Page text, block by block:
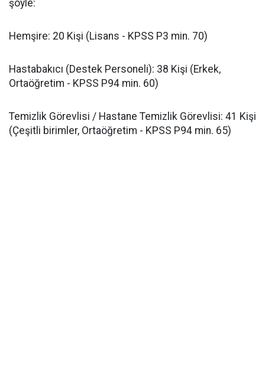
şöyle:
​Hemşire: 20 Kişi (Lisans - KPSS P3 min. 70)
​Hastabakıcı (Destek Personeli): 38 Kişi (Erkek,
Ortaöğretim - KPSS P94 min. 60)
​Temizlik Görevlisi / Hastane Temizlik Görevlisi: 41 Kişi
(Çeşitli birimler, Ortaöğretim - KPSS P94 min. 65)